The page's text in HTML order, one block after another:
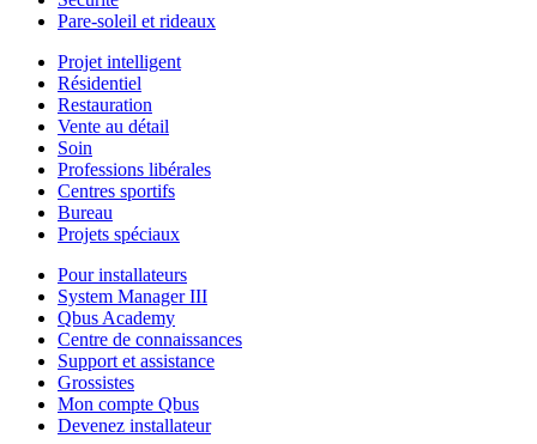
Pare-soleil et rideaux
Projet intelligent
Résidentiel
Restauration
Vente au détail
Soin
Professions libérales
Centres sportifs
Bureau
Projets spéciaux
Pour installateurs
System Manager III
Qbus Academy
Centre de connaissances
Support et assistance
Grossistes
Mon compte Qbus
Devenez installateur